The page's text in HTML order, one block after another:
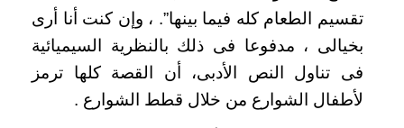
تقسيم الطعام كله فيما بينها”. ، وإن كنت أنا أرى
بخيالى ، مدفوعا فى ذلك بالنظرية السيميائية
فى تناول النص الأدبى، أن القصة كلها ترمز
لأطفال الشوارع من خلال قطط الشوارع .